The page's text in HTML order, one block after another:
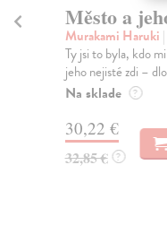
Město a
Murakami Haruki|
Ty jsi to byla, kdo mi
jeho nejisté zdi –
Na sklade ?
30,22 €
32,85 € ?